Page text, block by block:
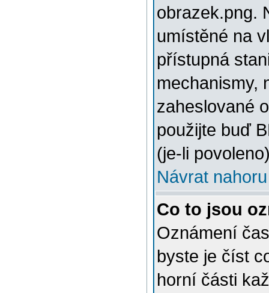
obrazek.png.
umístěné na
přístupná
mechanismy,
zaheslované
použijte buď
(je-li
Návrat nahoru
Co to jsou
Oznámení
byste je číst
horní části